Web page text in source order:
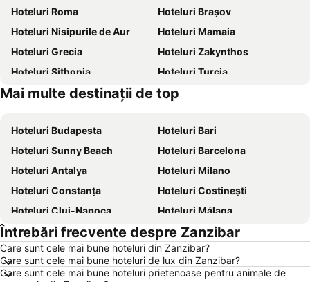
Hoteluri Roma
Hoteluri Brașov
Hoteluri Nisipurile de Aur
Hoteluri Mamaia
Hoteluri Grecia
Hoteluri Zakynthos
Hoteluri Sithonia
Hoteluri Turcia
Hoteluri Corfu
Hoteluri Thassos
Mai multe destinații de top
Hoteluri Budapesta
Hoteluri Bari
Hoteluri Sunny Beach
Hoteluri Barcelona
Hoteluri Antalya
Hoteluri Milano
Hoteluri Constanța
Hoteluri Costinești
Hoteluri Cluj-Napoca
Hoteluri Málaga
Hoteluri Benidorm
Hoteluri Neptun
Hoteluri Durrës
Hoteluri Alicante
Hoteluri Atena
Hoteluri Rimini
Întrebări frecvente despre Zanzibar
Care sunt cele mai bune hoteluri din Zanzibar?
Care sunt cele mai bune hoteluri de lux din Zanzibar?
Care sunt cele mai bune hoteluri prietenoase pentru animale de